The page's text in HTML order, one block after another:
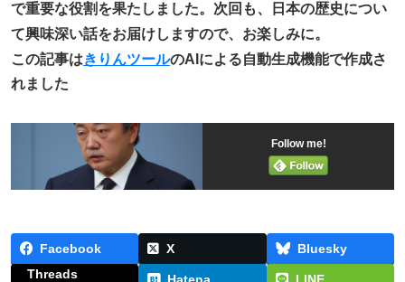
で重要な役割を果たしました。次回も、日本の歴史につい
て興味深い話をお届けしますので、お楽しみに。
この記事はきりんツールのAIによる自動生成機能で作成さ
れました
Follow me!
Facebook X
Bluesky
Threads